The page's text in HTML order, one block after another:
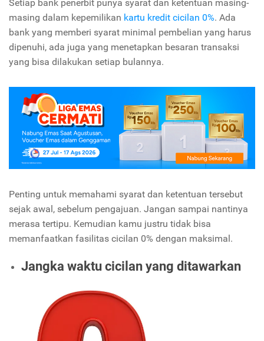
Setiap bank penerbit punya syarat dan ketentuan masing-
masing dalam kepemilikan kartu kredit cicilan 0%. Ada
bank yang memberi syarat minimal pembelian yang harus
dipenuhi, ada juga yang menetapkan besaran transaksi
yang bisa dilakukan setiap bulannya.
Penting untuk memahami syarat dan ketentuan tersebut
sejak awal, sebelum pengajuan. Jangan sampai nantinya
merasa tertipu. Kemudian kamu justru tidak bisa
memanfaatkan fasilitas cicilan 0% dengan maksimal.
Jangka waktu cicilan yang ditawarkan